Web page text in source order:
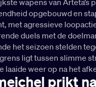
opgebouwd en
met agressieve
duels met de
het seizoen stelden
ligt tussen slimme
laaide weer op na het
prikt